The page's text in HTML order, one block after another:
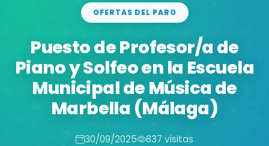
OFERTAS DEL PARO
Puesto de Profesor/a de
Piano y Solfeo en la Escuela
Municipal de Música de
Marbella (Málaga)
30/09/2025 837 visitas